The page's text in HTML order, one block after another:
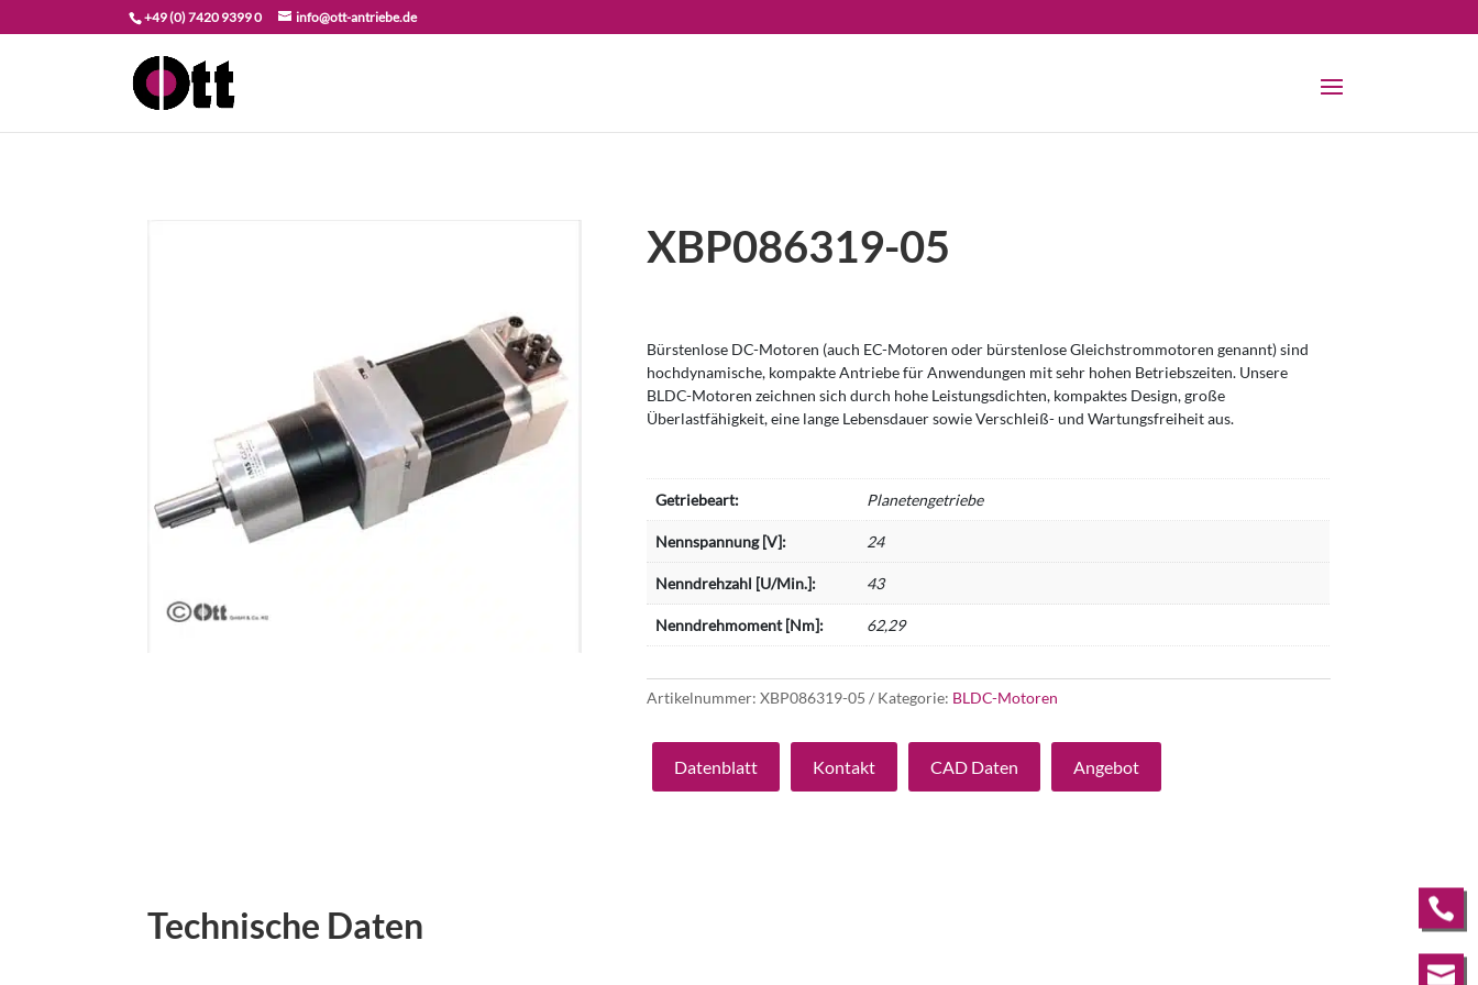
+49 (0) 7420 9399 0 info@ott-antriebe.de
XBP086319-05
Bürstenlose DC-Motoren (auch EC-Motoren oder bürstenlose Gleichstrommotoren genannt) sind
hochdynamische, kompakte Antriebe für Anwendungen mit sehr hohen Betriebszeiten. Unsere
BLDC-Motoren zeichnen sich durch hohe Leistungsdichten, kompaktes Design, große
Überlastfähigkeit, eine lange Lebensdauer sowie Verschleiß- und Wartungsfreiheit aus.
Getriebeart: Planetengetriebe
Nennspannung [V]: 24
Nenndrehzahl [U/Min.]: 43
Nenndrehmoment [Nm]: 62,29
Artikelnummer:XBP086319-05 Kategorie: BLDC-Motoren
Datenblatt Kontakt CAD Daten Angebot
Technische Daten 
